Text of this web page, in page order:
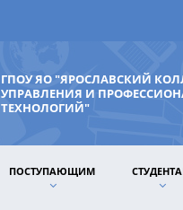
ГПОУ ЯО "ЯРОСЛАВСКИЙ
УПРАВЛЕНИЯ И
ТЕХНОЛОГИЙ"
ПОСТУПАЮЩИМ